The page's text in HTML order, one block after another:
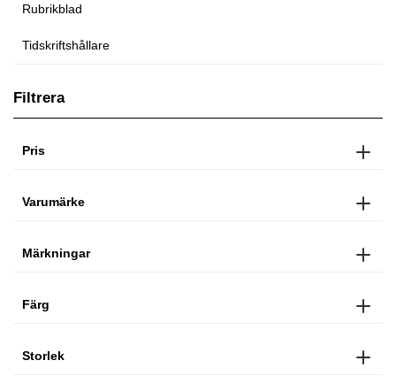
Rubrikblad
Tidskriftshållare
Filtrera
Pris
Varumärke
Märkningar
Färg
Storlek